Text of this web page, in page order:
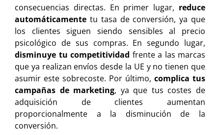
consecuencias directas. En primer lugar, reduce
automáticamente tu tasa de conversión, ya que
los clientes siguen siendo sensibles al precio
psicológico de sus compras. En segundo lugar,
disminuye tu competitividad frente a las marcas
que ya realizan envíos desde la UE y no tienen que
asumir este sobrecoste. Por último, complica tus
campañas de marketing, ya que tus costes de
adquisición de clientes aumentan
proporcionalmente a la disminución de la
conversión.